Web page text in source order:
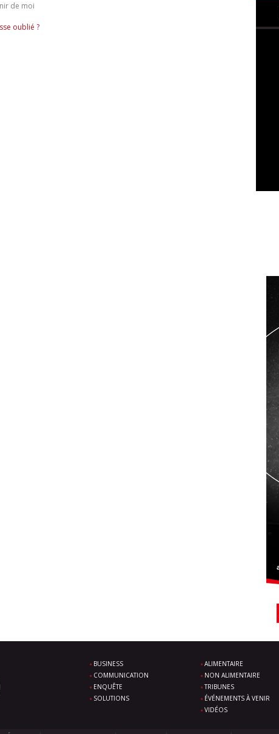
de moi
oublié ?
BUSINESS
COMMUNICATION
ENQUÊTE
SOLUTIONS
ALIMENTAIRE
NON ALIMENTAIRE
TRIBUNES
ÉVÉNEMENTS À VENIR
VIDÉOS